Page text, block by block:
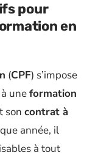
pour
en
(CPF) s’impose
uneformation
son contrat à
année, il
à tout